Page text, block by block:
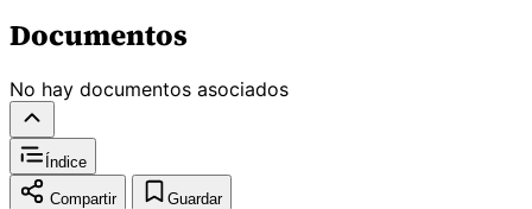
Documentos
No hay documentos asociados
Índice
Compartir Guardar